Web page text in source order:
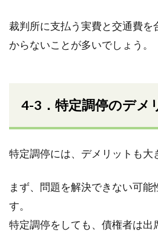
裁判所に支払う実費と交通費
からないことが多いでしょう。
4-3．特定調停のデメ
特定調停には、デメリットも大
まず、問題を解決できない可
す。
特定調停をしても、債権者は出